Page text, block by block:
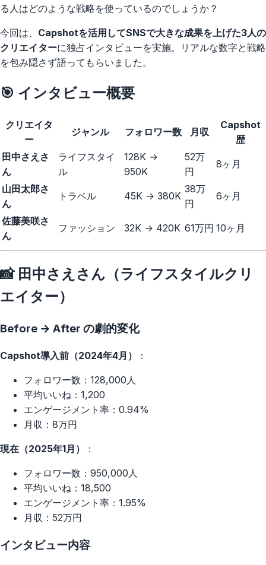
る人はどのような戦略を使っているのでしょうか？
今回は、 Capshotを活用してSNSで大きな成果を上げた3人の
クリエイターに独占インタビューを実施。リアルな数字と戦略
を包み隠さず語ってもらいました。
🎯 インタビュー概要
クリエイタ
ー
ジャンル フォロワー数 月収
Capshot
歴
田中さえさ
ん
ライフスタイ
ル
128K →
950K
52万
円
8ヶ月
山田太郎さ
ん
トラベル 45K → 380K
38万
円
6ヶ月
佐藤美咲さ
ん
ファッション 32K → 420K 61万円 10ヶ月
📸 田中さえさん（ライフスタイルクリ
エイター）
Before → After の劇的変化
Capshot導入前（2024年4月） ：
フォロワー数：128,000人
平均いいね：1,200
エンゲージメント率：0.94%
月収：8万円
現在（2025年1月） ：
フォロワー数：950,000人
平均いいね：18,500
エンゲージメント率：1.95%
月収：52万円
インタビュー内容